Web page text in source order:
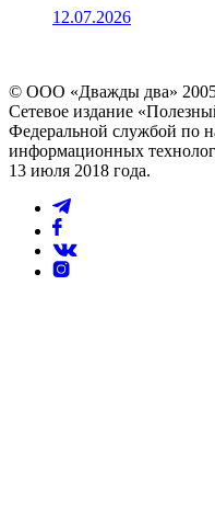
12.07.2026
© ООО «Дважды два»
Сетевое издание
Федеральной службой по
информационных
13 июля 2018 года.